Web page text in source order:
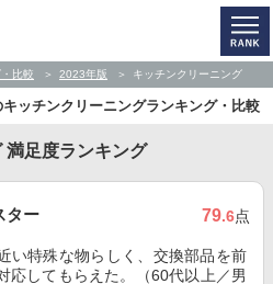
比較 2023年版 キッチンクリーニング
キッチンクリーニングランキング・比較
満足度ランキング
ター 79.6点
い特殊な物らしく、交換部品を前
応してもらえた。（60代以上／男